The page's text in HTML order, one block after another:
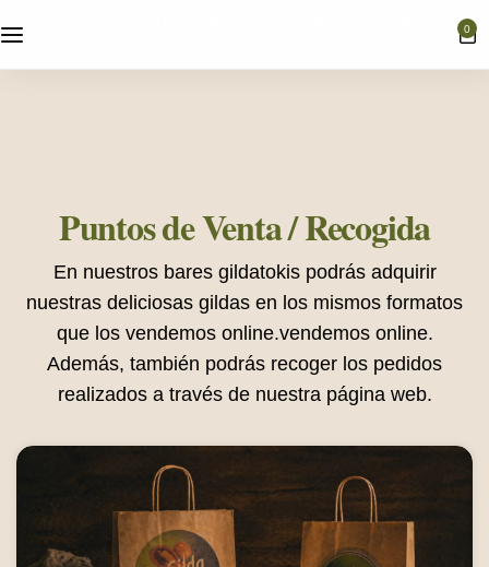
la mejor piparra dulce y fresca,
0
Puntos de Venta / Recogida
En nuestros bares gildatokis podrás adquirir
nuestras deliciosas gildas en los mismos formatos
que los vendemos online.vendemos online.
Además, también podrás recoger los pedidos
realizados a través de nuestra página web.
Jornadas Puertas Abiertas